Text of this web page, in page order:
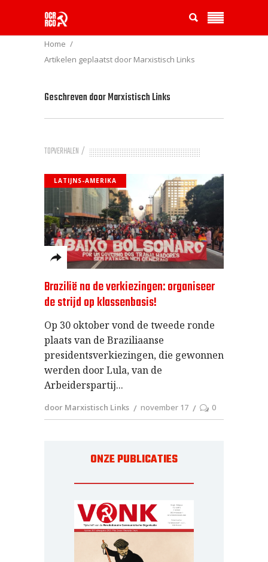
Home
Artikelen geplaatst door Marxistisch Links
Geschreven doorMarxistisch Links
TOPVERHALEN
LATIJNS-AMERIKA
Brazilië na de verkiezingen: organiseer
de strijd op klassenbasis!
Op 30 oktober vond de tweede ronde
plaats van de Braziliaanse
presidentsverkiezingen, die gewonnen
werden door Lula, van de
Arbeiderspartij
door Marxistisch Links november 17 0
ONZE PUBLICATIES